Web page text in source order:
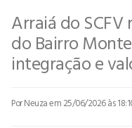
Arraiá do
do Bairro
integração e
Por Neuzaem 25/06/2026 às